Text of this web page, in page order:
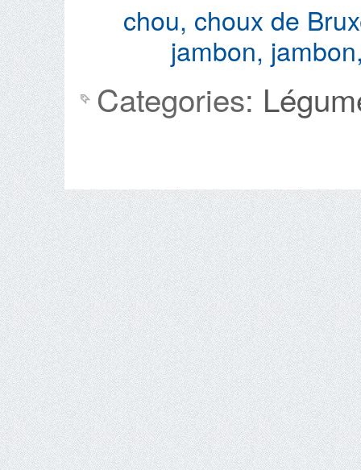
chou, choux de
jambon, jambon
Categories: